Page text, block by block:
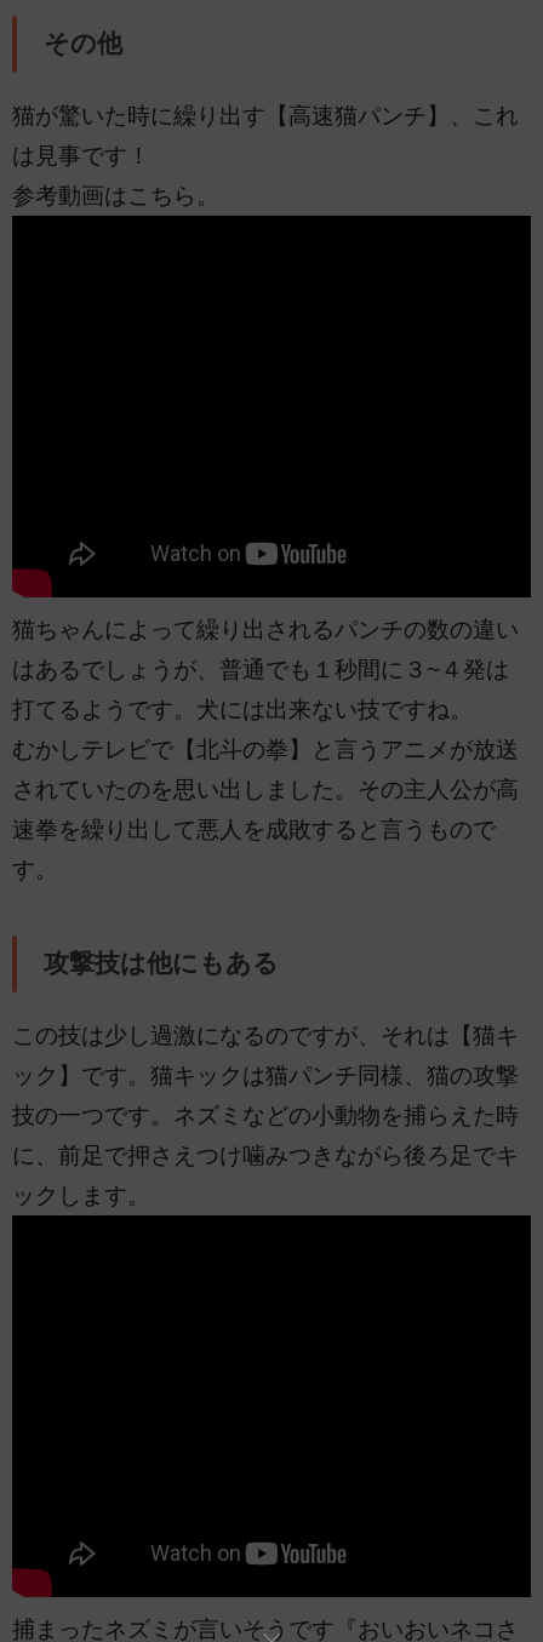
その他
猫が驚いた時に繰り出す【高速猫パンチ】、これ
は見事です！
参考動画はこちら。
猫ちゃんによって繰り出されるパンチの数の違い
はあるでしょうが、普通でも１秒間に３~４発は
打てるようです。犬には出来ない技ですね。
むかしテレビで【北斗の拳】と言うアニメが放送
されていたのを思い出しました。その主人公が高
速拳を繰り出して悪人を成敗すると言うもので
す。
攻撃技は他にもある
この技は少し過激になるのですが、それは【猫キ
ック】です。猫キックは猫パンチ同様、猫の攻撃
技の一つです。ネズミなどの小動物を捕らえた時
に、前足で押さえつけ噛みつきながら後ろ足でキ
ックします。
捕まったネズミが言いそうです『おいおいネコさ